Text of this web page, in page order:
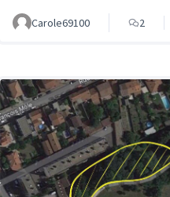
Carole69100 2